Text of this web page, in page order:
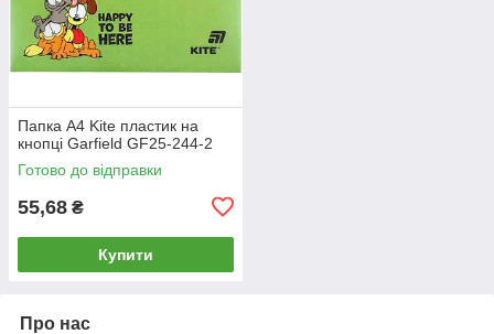
Папка А4 Kite пластик на
кнопці Garfield GF25-244-2
Готово до відправки
55,68 ₴
Купити
Про нас